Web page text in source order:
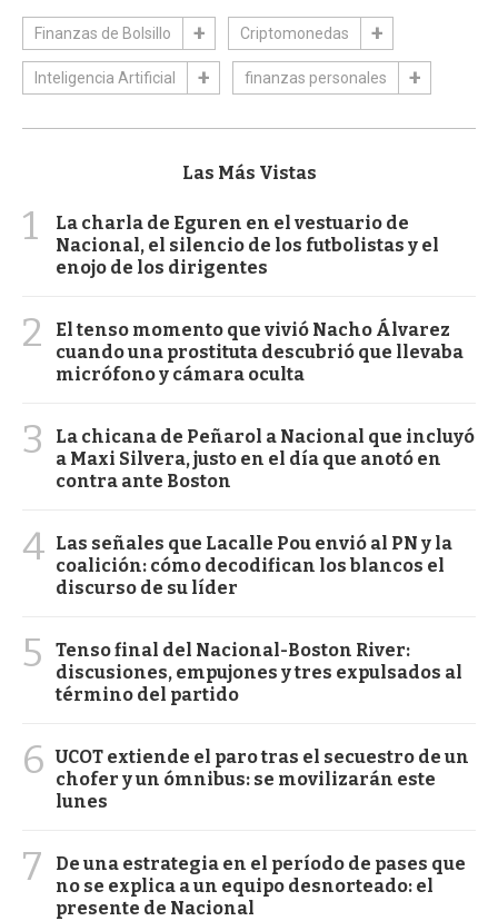
Finanzas de Bolsillo Criptomonedas
Inteligencia Artificial finanzas personales
Las Más Vistas
1
La charla de Eguren en el vestuario de
Nacional, el silencio de los futbolistas y el
enojo de los dirigentes
2
El tenso momento que vivió Nacho Álvarez
cuando una prostituta descubrió que llevaba
micrófono y cámara oculta
3
La chicana de Peñarol a Nacional que incluyó
a Maxi Silvera, justo en el día que anotó en
contra ante Boston
4 Las señales que Lacalle Pou envió al PN y la
coalición: cómo decodifican los blancos el
discurso de su líder
5
Tenso final del Nacional-Boston River:
discusiones, empujones y tres expulsados al
término del partido
6 UCOT extiende el paro tras el secuestro de un
chofer y un ómnibus: se movilizarán este
lunes
7
De una estrategia en el período de pases que
no se explica a un equipo desnorteado: el
presente de Nacional